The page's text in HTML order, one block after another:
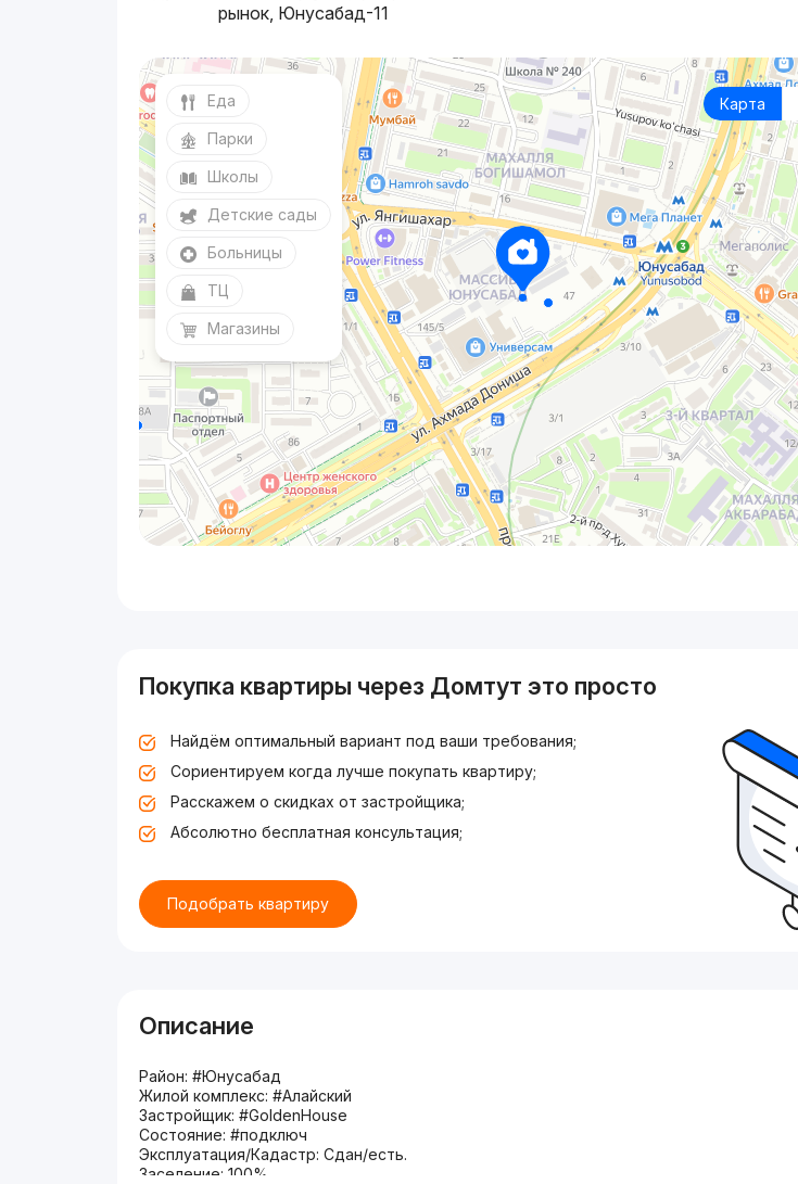
рынок, Юнусабад-11
Карта
Еда
Парки
Школы
Детские сады
Больницы
ТЦ
Магазины
Покупка квартиры через Домтут это просто
Найдём оптимальный вариант под ваши требования;
Сориентируем когда лучше покупать квартиру;
Расскажем о скидках от застройщика;
Абсолютно бесплатная консультация;
Подобрать квартиру
Описание
Район: #Юнусабад
Жилой комплекс: #Алайский
Застройщик: #GoldenHouse
Состояние: #подключ
Эксплуатация/Кадастр: Сдан/есть.
Заселение: 100%